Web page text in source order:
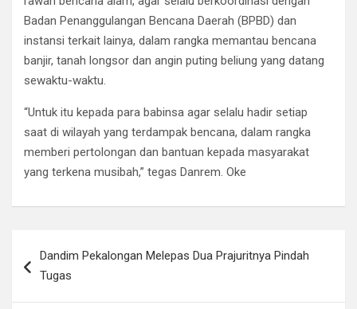
Badan Penanggulangan Bencana Daerah (BPBD) dan
instansi terkait lainya, dalam rangka memantau bencana
banjir, tanah longsor dan angin puting beliung yang datang
sewaktu-waktu.
“Untuk itu kepada para babinsa agar selalu hadir setiap
saat di wilayah yang terdampak bencana, dalam rangka
memberi pertolongan dan bantuan kepada masyarakat
yang terkena musibah,” tegas Danrem. Oke
posDandim Pekalongan Melepas Dua Prajuritnya Pindah
Tugas